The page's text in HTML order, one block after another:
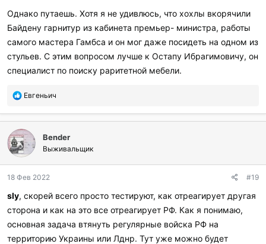
Однако путаешь. Хотя я не удивлюсь, что хохлы вкорячили
Байдену гарнитур из кабинета премьер- министра, работы
самого мастера Гамбса и он мог даже посидеть на одном из
стульев. С этим вопросом лучше к Остапу Ибрагимовичу, он
специалист по поиску раритетной мебели.
П
б
а
г
о
а
и
л
и
Евгеньич
Bender
Выживальщик
18 Фев 2022 #19
sly, скорей всего просто тестируют, как отреагирует другая
сторона и как на это все отреагирует РФ. Как я понимаю,
основная задача втянуть регулярные войска РФ на
территорию Украины или Лднр. Тут уже можно будет